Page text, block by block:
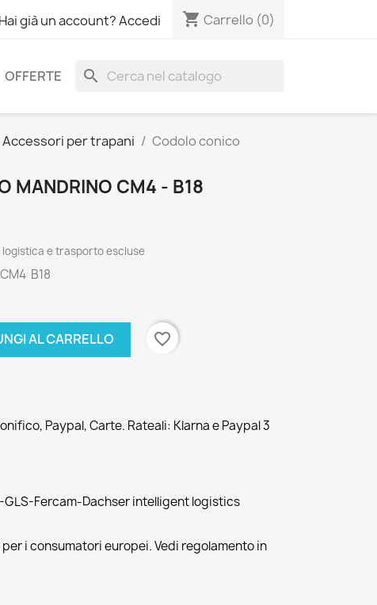
Hai già un account? Accedi shopping_cart Carrello (0)
OFFERTE search
Accessori per trapani
Codolo conico
MANDRINO CM4 - B18
logistica e trasporto escluse
B18
AL CARRELLO favorite_border
Paypal, Carte. Rateali: Klarna e Paypal 3
GLS-Fercam-Dachser intelligent logistics
per i consumatori europei. Vedi regolamento in